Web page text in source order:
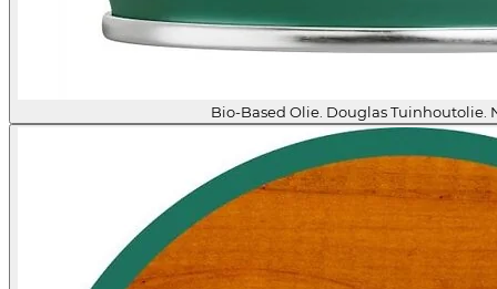
Bio-Based Olie. Douglas Tuinhoutolie.